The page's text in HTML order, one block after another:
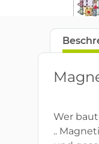
Wer
..